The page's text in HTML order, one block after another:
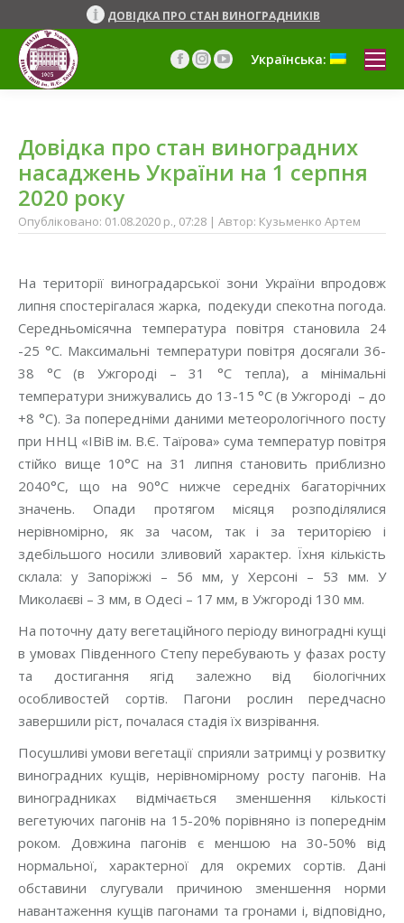
ДОВІДКА ПРО СТАН ВИНОГРАДНИКІВ
Facebook
сторінка
новому
вікні
Instagram
сторінка
новому
вікні
YouTube
сторінка
новому
Українська:
Довідка про стан виноградних
насаджень України на 1 серпня
2020 року
Опубліковано: 01.08.2020 р., 07:28 | Автор: Кузьменко Артем
На території виноградарської зони України впродовж
липня спостерігалася жарка, подекуди спекотна погода.
Середньомісячна температура повітря становила 24
-25 °С. Максимальні температури повітря досягали 36-
38 °С (в Ужгороді – 31 °С тепла), а мінімальні
температури знижувались до 13-15 °С (в Ужгороді – до
+8 °С). За попередніми даними метеорологічного посту
при ННЦ «ІВіВ ім. В.Є. Таїрова» сума температур повітря
стійко вище 10°С на 31 липня становить приблизно
2040°С, що на 90°С нижче середніх багаторічних
значень. Опади протягом місяця розподілялися
нерівномірно, як за часом, так і за територією і
здебільшого носили зливовий характер. Їхня кількість
склала: у Запоріжжі – 56 мм, у Херсоні – 53 мм. У
Миколаєві – 3 мм, в Одесі – 17 мм, в Ужгороді 130 мм.
На поточну дату вегетаційного періоду виноградні кущі
в умовах Південного Степу перебувають у фазах росту
та достигання ягід залежно від біологічних
особливостей сортів. Пагони рослин передчасно
завершили ріст, почалася стадія їх визрівання.
Посушливі умови вегетації сприяли затримці у розвитку
виноградних кущів, нерівномірному росту пагонів. На
виноградниках відмічається зменшення кількості
вегетуючих пагонів на 15-20% порівняно із попереднім
роком. Довжина пагонів є меншою на 30-50% від
нормальної, характерної для окремих сортів. Дані
обставини слугували причиною зменшення норми
навантаження кущів пагонами та гронами і, відповідно,